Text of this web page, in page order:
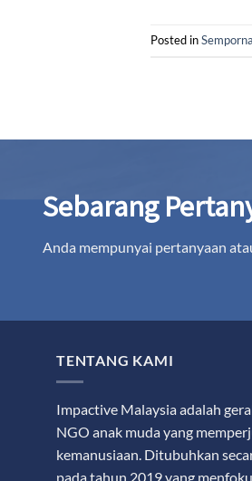
Posted inSemporna
Sebarang
Anda mempunyai pertanyaan
TENTANG KAMI
Impactive Malaysia adalah
NGO anak muda yang
kemanusiaan. Ditubuhkan
pada tahun 2019 yang